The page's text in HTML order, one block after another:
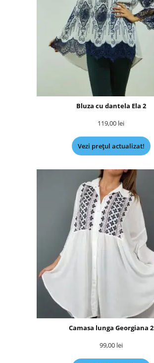
Bluza cu dantela Ela 2
119,00 lei
Vezi prețul actualizat!
Camasa lunga Georgiana 2
99,00 lei